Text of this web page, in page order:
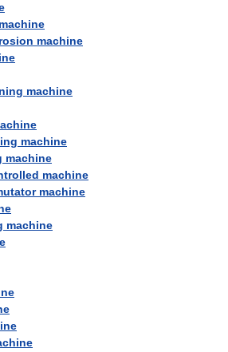
machine
machine
machine
machine
machine
machine
machine